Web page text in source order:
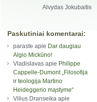
Alvydas Jokubaitis
Paskutiniai komentarai:
paraste apie Dar daugiau
Algio Mickūno!
Vladislavas apie Philippe
Cappelle-Dumont „Filosofija
ir teologija Martino
Heideggerio mąstyme“
Vilius Dranseika apie